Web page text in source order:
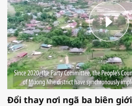
Đổi thay nơi ngã ba biên